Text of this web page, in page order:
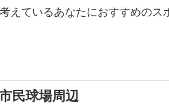
えているあなたにおすすめのス
民球場周辺